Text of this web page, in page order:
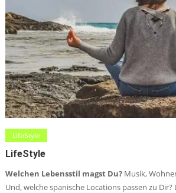
LifeStyle
LifeStyle
Welchen Lebensstil magst Du?Musik,
Und, welche spanische Locations passen zu